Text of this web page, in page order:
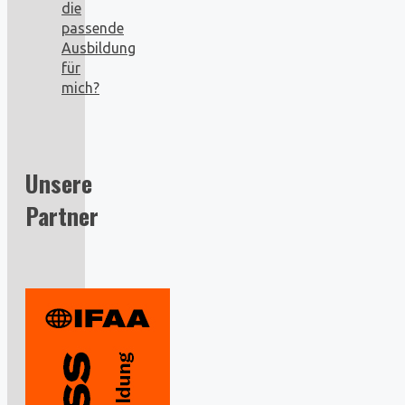
die
passende
Ausbildung
für
mich?
Unsere
Partner